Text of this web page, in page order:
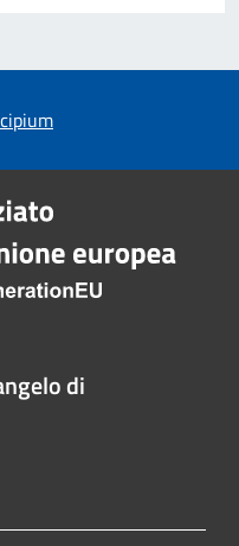
di